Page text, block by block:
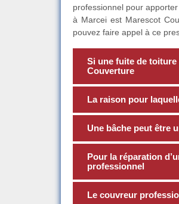
professionnel pour
à Marcei est Marescot
pouvez faire appel à ce
Si une fuite de
Couverture
La raison pour
Une bâche peut être
Pour la réparation
professionnel
Le couvreur